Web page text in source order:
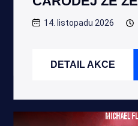
14. listopadu 2026
DETAIL AKCE